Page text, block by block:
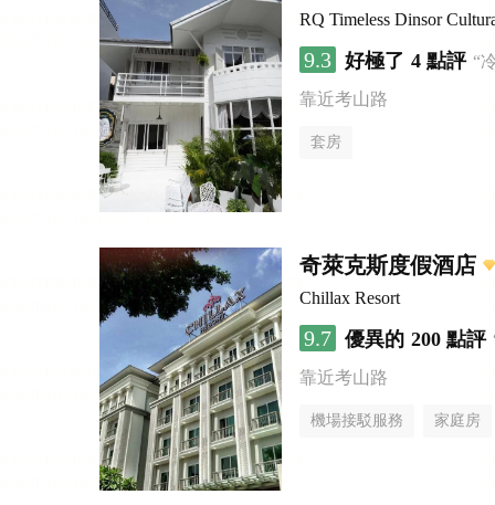
RQ Timeless Dinsor
9.3 好極了 4 點評 “
靠近考山路
套房
奇萊克斯度假酒店
Chillax Resort
9.7 優異的 200 點評
靠近考山路
機場接駁服務 家庭房